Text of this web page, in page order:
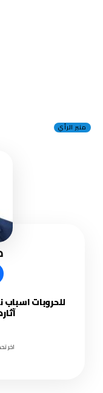
منبر الرأي
للحروبات اسباب
اخر تحديث: 25